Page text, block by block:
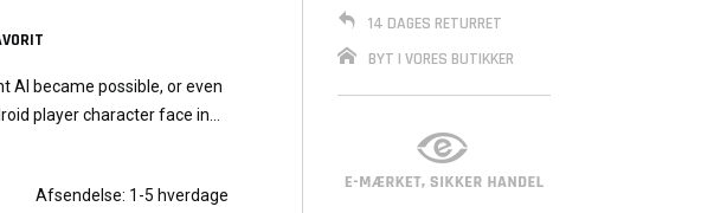
AI became possible, or even
player character face in
been created? Ultimately
these stories!
Afsendelse: 1-5 hverdage
14 DAGES RETURRET
BYT I VORES BUTIKKER